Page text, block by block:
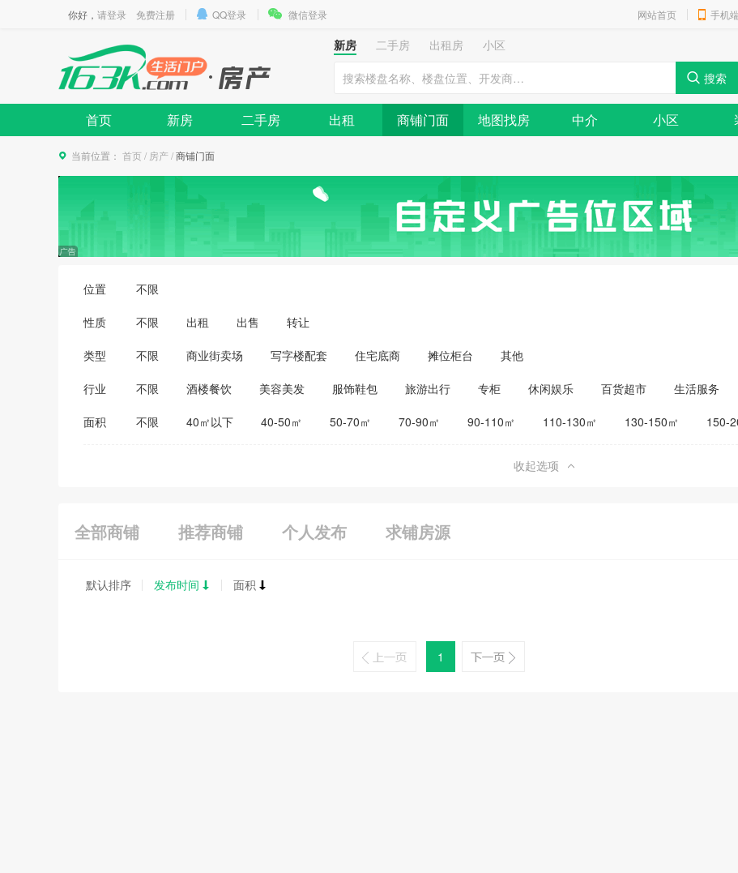
你好， 请登录 免费注册 QQ登录 微信登录 网站首页 手机端
新房 二手房 出租房
小区
首页 新房 二手房 出租 商铺门面 地图找房 中介 小区
当前位置： 首页 / 房产/商铺门面
位置 不限
性质 不限 出租 出售 转让
类型 不限 商业街卖场 写字楼配套 住宅底商 摊位柜台 其他
行业 不限 酒楼餐饮 美容美发 服饰鞋包 旅游出行 专柜 休闲娱乐 百货超市 生活服务
医药保健
家居建材
面积 不限 40㎡以下 40-50㎡ 50-70㎡ 70-90㎡ 90-110㎡ 110-130㎡ 130-150㎡ 150-
收起选项
全部商铺 推荐商铺 个人发布 求铺房源
默认排序 发布时间 面积
1